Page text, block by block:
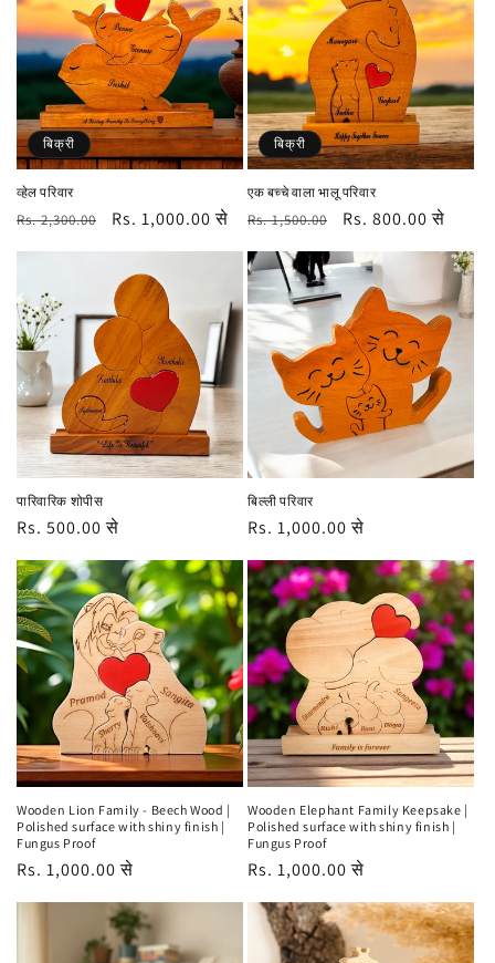
बिक्री
व्हेल परिवार
नियमित
रूप
मूल्य
Rs. 2,300.00
विक्रय
कीमत
Rs. 1,000.00 से
बिक्री
एक बच्चे वाला भालू परिवार
नियमित
रूप
से
मूल्य
Rs. 1,500.00
विक्रय
कीमत
Rs. 800.00 से
पारिवारिक शोपीस
नियमित
रूप
से
मूल्य
Rs. 500.00 से
बिल्ली परिवार
नियमित
रूप
से
मूल्य
Rs. 1,000.00 से
Wooden Lion Family - Beech Wood |
Polished surface with shiny finish |
Fungus Proof
नियमित
रूप
Rs. 1,000.00 से
Wooden Elephant Family Keepsake |
Polished surface with shiny finish |
Fungus Proof
नियमित
रूप
मूल्य
Rs. 1,000.00 से